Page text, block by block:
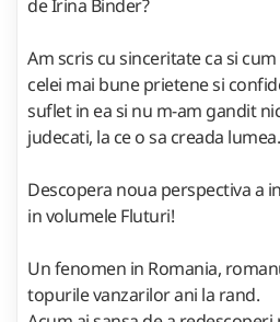
de Irina Binder?
Am scris cu sinceritate ca si
celei mai bune prietene si
suflet in ea si nu m-am gandit
judecati, la ce o sa creada
Descopera noua perspectiva a
in volumele Fluturi!
Un fenomen in Romania,
topurile vanzarilor ani la rand.